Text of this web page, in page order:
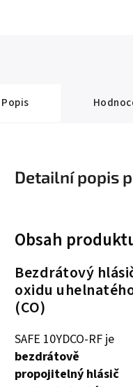
Popis
Detailní popis
Obsah
Bezdrátový
oxidu
(CO)
SAFE 10YDCO-RF je
bezdrátově
propojitelný hlásič